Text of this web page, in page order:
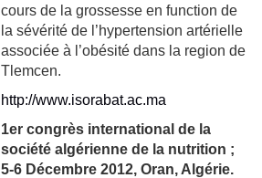
cours de la grossesse en function de
la sévérité de l’hypertension artérielle
associée à l’obésité dans la region de
Tlemcen.
http://www.isorabat.ac.ma
1er congrès international de la
société algérienne de la nutrition ;
5-6 Décembre 2012, Oran, Algérie.